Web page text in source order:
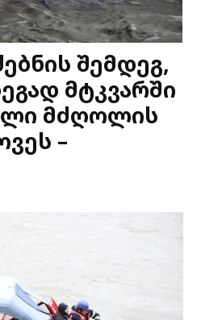
შემდეგ,
მტკვარში
მძღოლის
–